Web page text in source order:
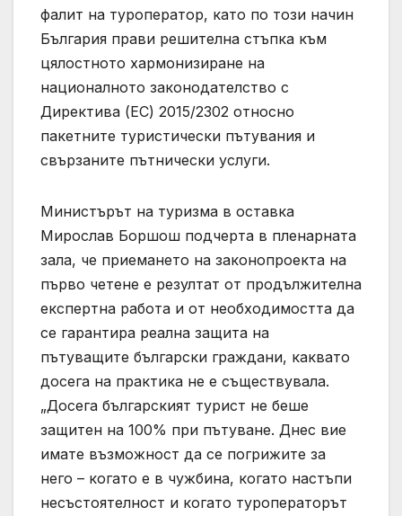
фалит на туроператор, като по този начин
България прави решителна стъпка към
цялостното хармонизиране на
националното законодателство с
Директива (ЕС) 2015/2302 относно
пакетните туристически пътувания и
свързаните пътнически услуги.
Министърът на туризма в оставка
Мирослав Боршош подчерта в пленарната
зала, че приемането на законопроекта на
първо четене е резултат от продължителна
експертна работа и от необходимостта да
се гарантира реална защита на
пътуващите български граждани, каквато
досега на практика не е съществувала.
„Досега българският турист не беше
защитен на 100% при пътуване. Днес вие
имате възможност да се погрижите за
него – когато е в чужбина, когато настъпи
несъстоятелност и когато туроператорът